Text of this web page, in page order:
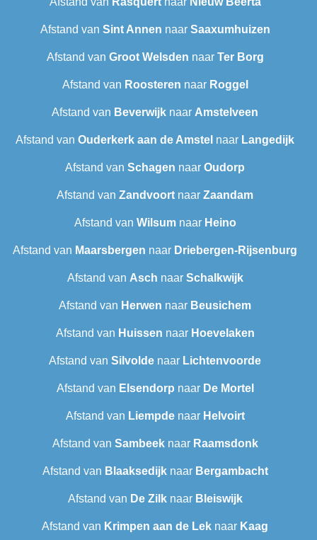
Afstand van Sint Annen naar Saaxumhuizen
Afstand van Groot Welsden naar Ter Borg
Afstand van Roosteren naar Roggel
Afstand van Beverwijk naar Amstelveen
Afstand van Ouderkerk aan de Amstel naar Langedijk
Afstand van Schagen naar Oudorp
Afstand van Zandvoort naar Zaandam
Afstand van Wilsumnaar Heino
Afstand van Maarsbergen naar Driebergen-Rijsenburg
Afstand van Asch naar Schalkwijk
Afstand van Herwen naar Beusichem
Afstand van Huissen naar Hoevelaken
Afstand van Silvolde naar Lichtenvoorde
Afstand van Elsendorp naar De Mortel
Afstand van Liempdenaar Helvoirt
Afstand van Sambeeknaar Raamsdonk
Afstand van Blaaksedijknaar Bergambacht
Afstand van De Zilknaar Bleiswijk
Afstand van Krimpen aan de Lek naar Kaag